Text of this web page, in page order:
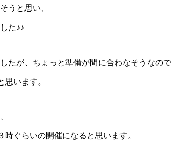
うと思い、
た♪♪
たが、ちょっと準備が間に合わなそうなので
思います。
ぐらいの開催になると思います。